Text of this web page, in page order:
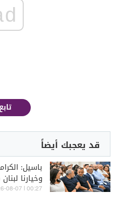
تابع
قد يعجبك أيضاً
باسيل:
وخيارنا
00:27 | 2026-08-07